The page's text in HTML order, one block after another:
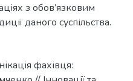
з обов’язковим
даного суспільства.
фахівця: